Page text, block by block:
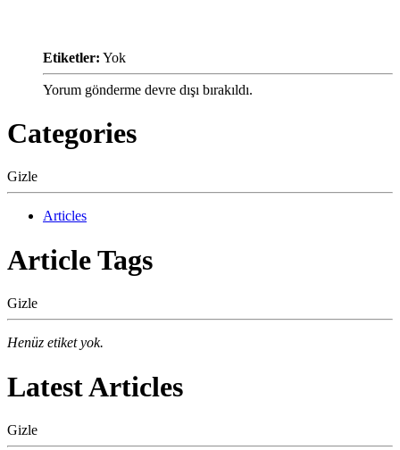
Etiketler: Yok
Yorum gönderme devre dışı bırakıldı.
Categories
Gizle
Articles
Article Tags
Gizle
Henüz etiket yok.
Latest Articles
Gizle